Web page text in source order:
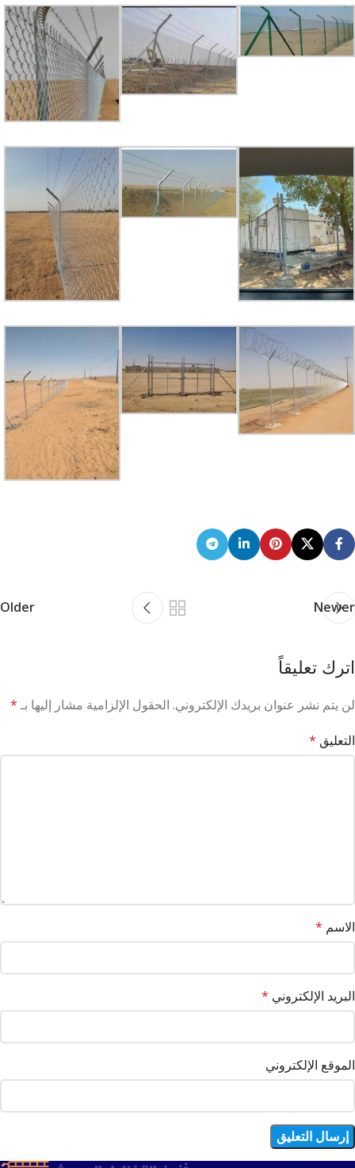
Newer
Older
اترك تعليقاً
لن يتم نشر عنوان بريدك الإلكتروني. الحقول الإلزامية مشار إليها بـ *
التعليق *
الاسم *
البريد الإلكتروني *
الموقع الإلكتروني